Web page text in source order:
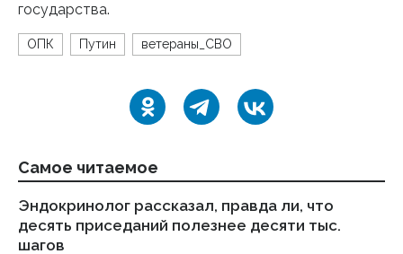
государства.
ОПК Путин ветераны_СВО
Самое читаемое
Эндокринолог рассказал, правда ли, что
десять приседаний полезнее десяти тыс.
шагов